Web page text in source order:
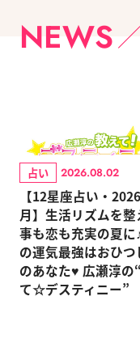
NEWS
占い 2026.08.02
【12星座占い・
月】生活リズムを整
事も恋も充実の夏に
の運気最強はおひつ
のあなた♥ 広瀬淳の
て☆デスティニー”